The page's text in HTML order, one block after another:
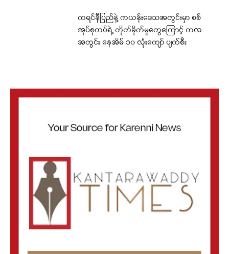
ကရင်နီပြည်နဲ့ ကယန်းဒေသအတွင်းမှာ စစ်
အုပ်စုတပ်ရဲ့ တိုက်ခိုက်မှုတွေကြောင့် တလ
အတွင်း နေအိမ် ၁၀ လုံးကျော် ပျက်စီး